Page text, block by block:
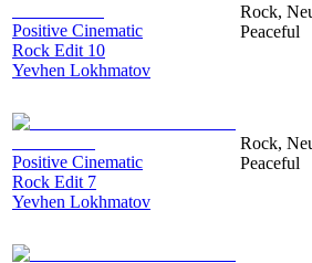
Positive Cinematic
Rock Edit 10
Yevhen Lokhmatov
Rock,
Peaceful
Positive Cinematic
Rock Edit 7
Yevhen Lokhmatov
Rock,
Peaceful